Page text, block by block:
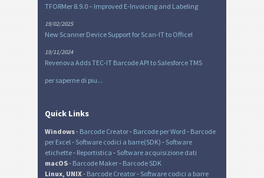
TFORMer 8.9.0 – Improved E-Invoicing and Labeling
19/02/2025
New Scanner Device Support for Scan-IT to Office!
19/11/2024
Revenova Adds TEC-IT Barcode API to Salesforce TMS
per saperne di piu...
Quick Links
Windows- Barcode Creator- Barcode per Word - Barcode
per Excel - Software codici a barre(SDK) - Software
etichette- Reportistica - Software acquisizione dati
macOS- Barcode Maker- Barcode SDK
Linux, UNIX- Barcode Creator- Software codici a barre